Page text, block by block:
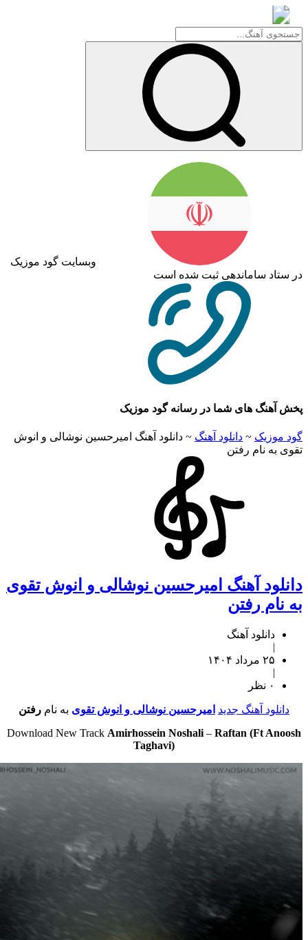
گود موزیک
وبسایت گود موزیک
ساماندهی ثبت شده است
های شما در رسانه گود موزیک
~دانلود آهنگ~دانلود آهنگ امیرحسین نوشالی و انوش
نام رفتن
آهنگ امیرحسین نوشالی و انوش تقوی
رفتن
دانلود آهنگ
آهنگ جدید امیرحسین نوشالی و انوش تقویبه نام رفتن
Download New TrackAmirhossein Noshali–Raftan (Ft
Taghavi)